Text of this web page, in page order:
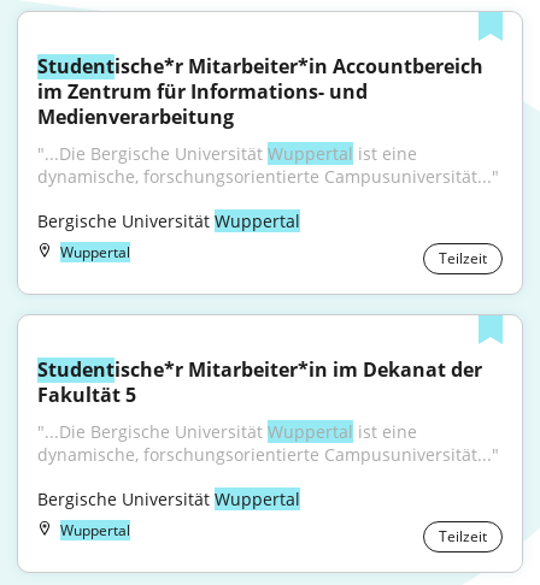
Studentische*r Mitarbeiter*in Accountbereich
im Zentrum für Informations- und
Medienverarbeitung
"...Die Bergische Universität Wuppertal ist eine
dynamische, forschungsorientierte Campusuniversität..."
Bergische Universität Wuppertal
Wuppertal Teilzeit
Studentische*r Mitarbeiter*in im Dekanat der
Fakultät 5
"...Die Bergische Universität Wuppertal ist eine
dynamische, forschungsorientierte Campusuniversität..."
Bergische Universität Wuppertal
Wuppertal Teilzeit